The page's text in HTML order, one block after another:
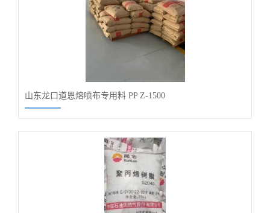
山东龙口道恩熔喷布专用料 PP Z-1500